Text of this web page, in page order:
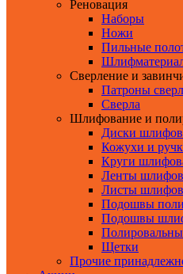
Реновация
Наборы
Ножи
Пильные
Сверление и
Патроны
Сверла
Шлифование и
Диски
Кожухи и
Круги
Ленты
Листы
Подошвы
Подошвы
Щетки
Прочие